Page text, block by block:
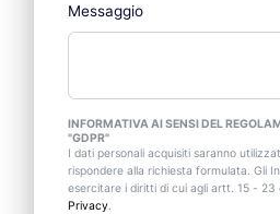
Messaggio
INFORMATIVA AI SENSI DEL
"GDPR"
I dati personali acquisiti saranno
rispondere alla richiesta formulata. Gli
esercitare i diritti di cui agli artt. 15 - 23
Privacy